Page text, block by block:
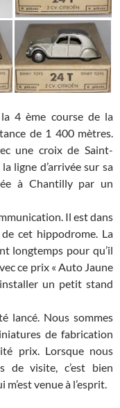
4 ème course de la
de 1 400 mètres.
une croix de Saint-
ligne d’arrivée sur sa
à Chantilly par un
Il est dans
cet hippodrome. La
longtemps pour qu’il
ce prix « Auto Jaune
un petit stand
lancé. Nous sommes
de fabrication
prix. Lorsque nous
de visite, c’est bien
venue à l’esprit.